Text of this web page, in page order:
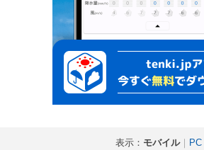
表示： モバイル｜ PC